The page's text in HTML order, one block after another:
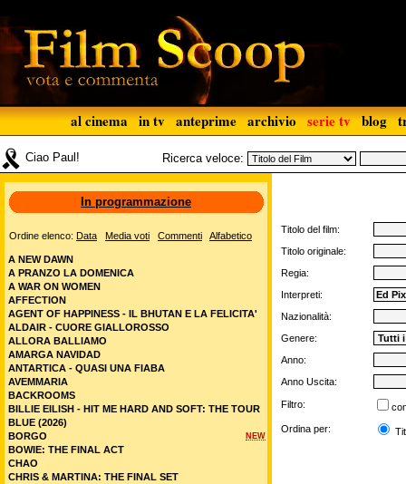
al cinema in tv anteprime archivio serie tv blog
Ciao Paul! Ricerca veloce:
Titolo del film:
Titolo originale:
Regia:
Interpreti:
Nazionalità:
Genere:
Anno:
Anno Uscita:
Filtro:
Ordina per:
In programmazione
Ordine elenco: Data Media voti Commenti Alfabetico
A NEW DAWN
A PRANZO LA DOMENICA
A WAR ON WOMEN
AFFECTION
AGENT OF HAPPINESS - IL BHUTAN E LA FELICITA'
ALDAIR - CUORE GIALLOROSSO
ALLORA BALLIAMO
AMARGA NAVIDAD
ANTARTICA - QUASI UNA FIABA
AVEMMARIA
BACKROOMS
BILLIE EILISH - HIT ME HARD AND SOFT: THE TOUR
BLUE (2026)
NEW
BORGO
BOWIE: THE FINAL ACT
CHAO
CHRIS & MARTINA: THE FINAL SET